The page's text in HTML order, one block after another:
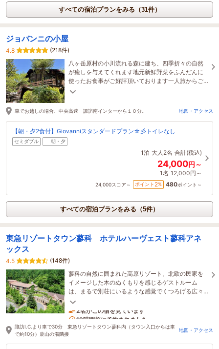
すべての宿泊プランをみる（31件）
ジョバンニの小屋
4.8
(218件)
八ヶ岳原村の小川流れる森に建ち、四季折々の自然
が癒しを与えてくれます地元新鮮野菜をふんだんに
使ったお食事がご好評頂いております一人旅からご
家族、グループまで安らぎをご提供させて頂きま
車でお越しの場合、中央高速 諏訪南インターから１０分。 地図・アクセス
【朝・夕2食付】Giovanniスタンダードプラン☆彡トイレなし
セミダブル 朝・夕
1泊 大人2名 合計(税込)
24,000円～
1名 12,000円～
24,000スコア～ ポイント 2% 480ポイント～
すべての宿泊プランをみる（5件）
東急リゾートタウン蓼科 ホテルハーヴェスト蓼科アネ
ックス
4.5
(148件)
蓼科の自然に囲まれた高原リゾート。北欧の民家を
イメージした木のぬくもりを感じるゲストルーム
は、まるで別荘にいるような感覚でくつろげる広々
とした空間。ゲストルームは全室キッチン付き。
2名がこの宿を見ています
12時間前に予約されました
諏訪I.C.より車で30分 東急リゾートタウン蓼科内（タウン入口からは車
で約10分）鹿山の湯隣接
地図・アクセス